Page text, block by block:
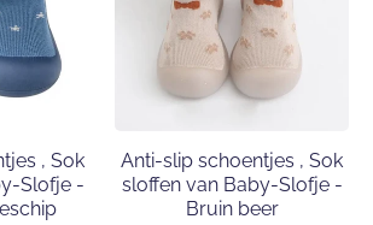
, Sok
Slofje -
Anti-slip schoentjes , Sok
sloffen van Baby-Slofje -
Bruin beer